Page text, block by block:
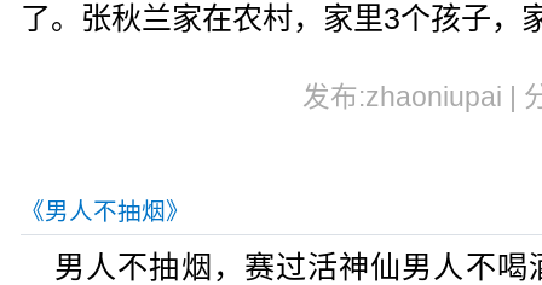
了。张秋兰家在农村，家里3个孩子，
发布:zhaoniupai |
《男人不抽烟》
男人不抽烟，赛过活神仙男人不